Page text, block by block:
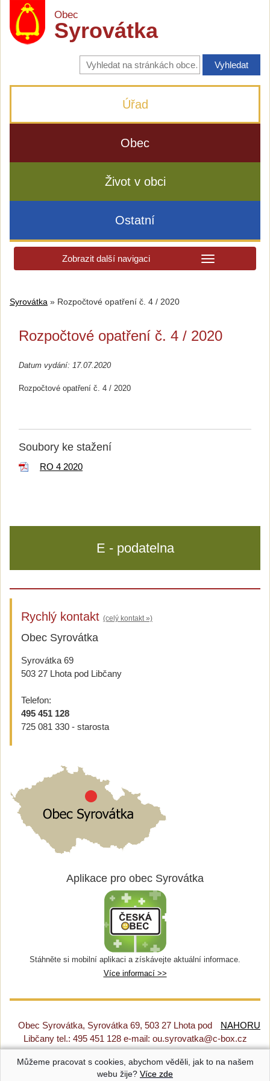
Obec
Syrovátka
Vyhledávání
na
stránkách
Úřad
Obec
Život v obci
Ostatní
Zobrazit další navigaci
Syrovátka » Rozpočtové opatření č. 4 / 2020
Rozpočtové opatření č. 4 / 2020
Datum vydání: 17.07.2020
Rozpočtové opatření č. 4 / 2020
Soubory ke stažení
RO 4 2020
E - podatelna
Rychlý kontakt (celý kontakt »)
Obec Syrovátka
Syrovátka 69
503 27 Lhota pod Libčany
Telefon:
495 451 128
725 081 330 - starosta
Aplikace pro obec Syrovátka
Stáhněte si mobilní aplikaci a získávejte aktuální informace.
Více informací >>
NAHORU
Obec Syrovátka, Syrovátka 69, 503 27 Lhota pod
Libčany tel.: 495 451 128 e-mail: ou.syrovatka@c-box.cz
Prohlášení o přístupnosti|Původní web|Nastavení cookies
Můžeme pracovat s cookies, abychom věděli, jak to na našem
webu žije? Více zde